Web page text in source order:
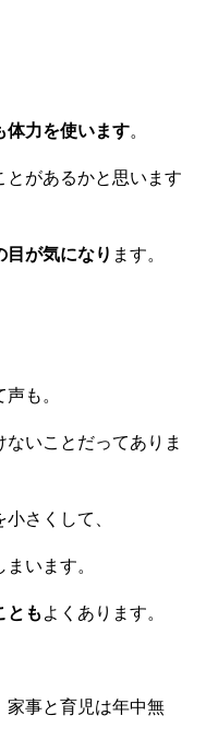
体力を使います。
があるかと思います
目が気になり ます。
も。
いことだってありま
さくして、
います。
とも よくあります。
家事と育児は年中無